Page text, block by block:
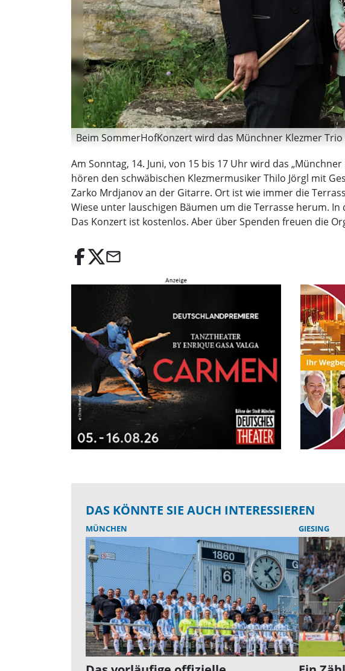
Beim SommerHofKonzert wird das Münchner Klezmer Trio
Am Sonntag, 14. Juni, von 15 bis 17 Uhr wird das
hören den schwäbischen Klezmermusiker Thilo Jörgl mit
Zarko Mrdjanov an der Gitarre. Ort ist wie immer die
Wiese unter lauschigen Bäumen um die Terrasse herum.
Das Konzert ist kostenlos. Aber über Spenden freuen die
email
DAS KÖNNTE SIE AUCH INTERESSIEREN
MÜNCHEN GIESING